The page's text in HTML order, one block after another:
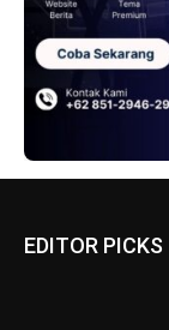
EDITOR PICKS